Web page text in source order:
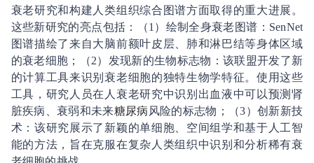
衰老研究和构建人类组织综合图谱方面取得的重大进展。
这些新研究的亮点包括：（1）绘制全身衰老图谱：SenNet
图谱描绘了来自大脑前额叶皮层、肺和淋巴结等身体区域
的衰老细胞；（2）发现新的生物标志物：该联盟开发了新
的计算工具来识别衰老细胞的独特生物学特征。使用这些
工具，研究人员在人衰老研究中识别出血液中可以预测肾
脏疾病、衰弱和未来糖尿病 风险的标志物；（3）创新新技
术：该研究展示了新颖的单细胞、空间组学和基于人工智
能的方法，旨在克服在复杂人类组织中识别和分析稀有衰